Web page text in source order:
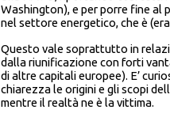
Washington), e per porre fine al
nel settore energetico, che è
Questo vale soprattutto in
dalla riunificazione con forti
di altre capitali europee). E’
chiarezza le origini e gli scopi
mentre il realtà ne è la vittima.